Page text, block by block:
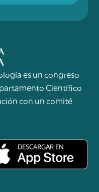
es un congreso
Científico
con un comité